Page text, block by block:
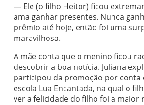
— Ele (o filho Heitor) ficou
ama ganhar presentes. Nunca
prêmio até hoje, então foi uma
maravilhosa.
A mãe conta que o menino ficou
descobrir a boa notícia. Juliana
participou da promoção por conta
escola Lua Encantada, na qual o
ver a felicidade do filho foi a maior